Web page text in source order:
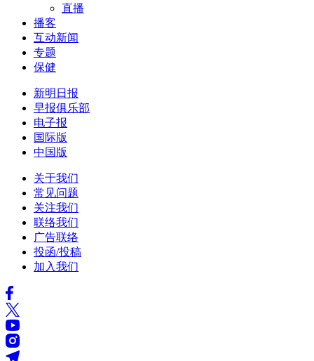
直播
播客
互动新闻
专题
保健
新明日报
早报俱乐部
电子报
国际版
中国版
关于我们
常见问题
关注我们
联络我们
广告联络
投函/投稿
加入我们